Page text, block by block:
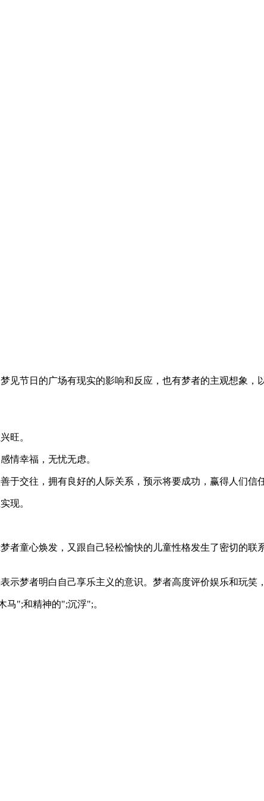
见节日的广场有现实的影响和反应，也有梦者的主观想象，
旺。
幸福，无忧无虑。
交往，拥有良好的人际关系，预示将要成功，赢得人们信任
现。
童心焕发，又跟自己轻松愉快的儿童性格发生了密切的联
梦者明白自己享乐主义的意识。梦者高度评价娱乐和玩笑
";和精神的";沉浮";。